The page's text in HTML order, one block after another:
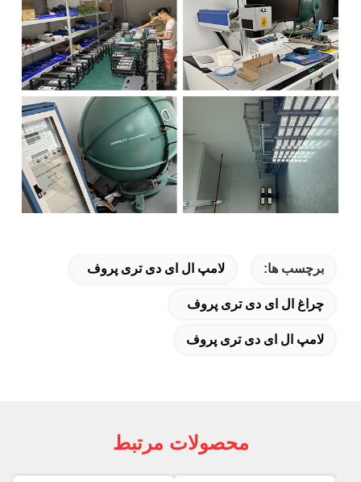
برچسب ها: لامپ ال ای دی تری پروف
چراغ ال ای دی تری پروف
لامپ ال ای دی تری پروف
محصولات مرتبط